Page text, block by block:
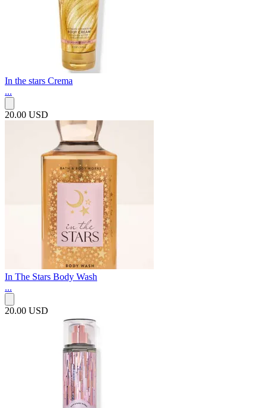
In the stars Crema
...
20.00 USD
In The Stars Body Wash
...
20.00 USD